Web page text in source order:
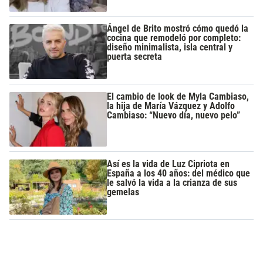
Ángel de Brito mostró cómo quedó la
cocina que remodeló por completo:
diseño minimalista, isla central y
puerta secreta
El cambio de look de Myla Cambiaso,
la hija de María Vázquez y Adolfo
Cambiaso: “Nuevo día, nuevo pelo”
Así es la vida de Luz Cipriota en
España a los 40 años: del médico que
le salvó la vida a la crianza de sus
gemelas